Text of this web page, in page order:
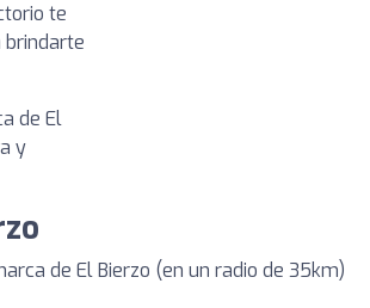
te
de El
y
de El Bierzo (en un radio de 35km)